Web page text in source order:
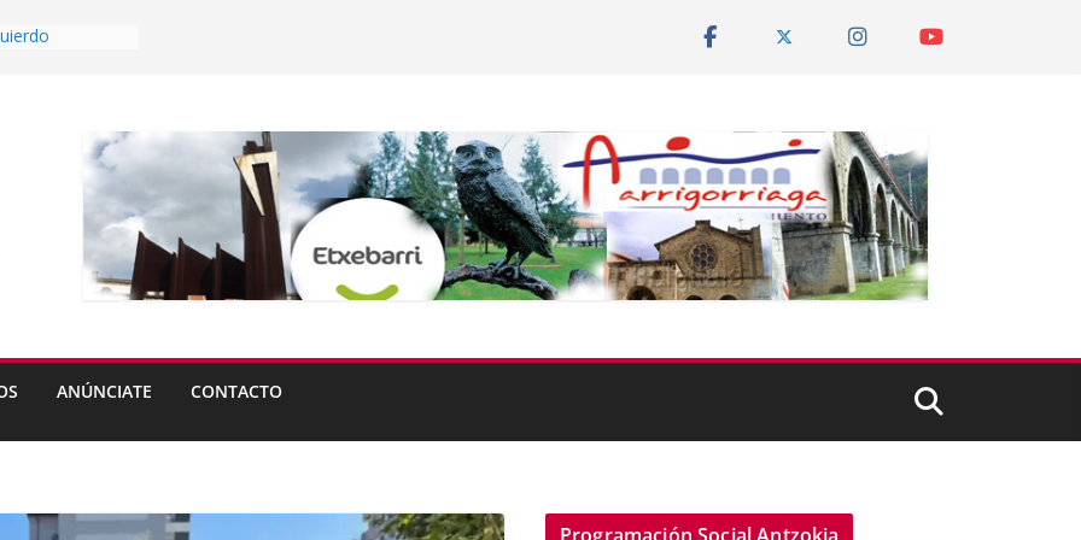
este
ya es
del
abren plazo
ANÚNCIATE CONTACTO